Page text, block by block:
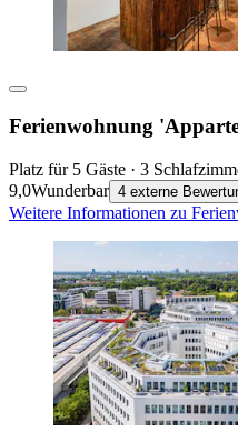
Ferienwohnung
Platz für 5 Gäste · 3
9,0Wunderbar 4 externe
Weitere Informationen zu